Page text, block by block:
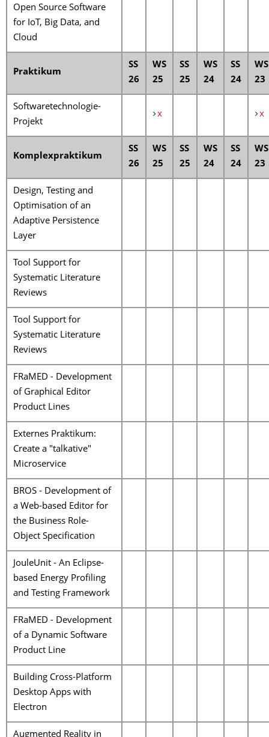
Open Source Software
for IoT, Big Data, and
Cloud
Praktikum
SS
26
WS
25
SS
25
WS
24
SS
24
WS
23
Softwaretechnologie-
Projekt
x x
Komplexpraktikum
SS
26
WS
25
SS
25
WS
24
SS
24
WS
23
Design, Testing and
Optimisation of an
Adaptive Persistence
Layer
Tool Support for
Systematic Literature
Reviews
Tool Support for
Systematic Literature
Reviews
FRaMED - Development
of Graphical Editor
Product Lines
Externes Praktikum:
Create a "talkative"
Microservice
BROS - Development of
a Web-based Editor for
the Business Role-
Object Specification
JouleUnit - An Eclipse-
based Energy Profiling
and Testing Framework
FRaMED - Development
of a Dynamic Software
Product Line
Building Cross-Platform
Desktop Apps with
Electron
Augmented Reality in